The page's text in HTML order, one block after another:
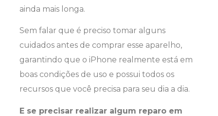
ainda mais longa.
Sem falar que é preciso tomar alguns
cuidados antes de comprar esse aparelho,
garantindo que o iPhone realmente está em
boas condições de uso e possui todos os
recursos que você precisa para seu dia a dia.
E se precisar realizar algum reparo em